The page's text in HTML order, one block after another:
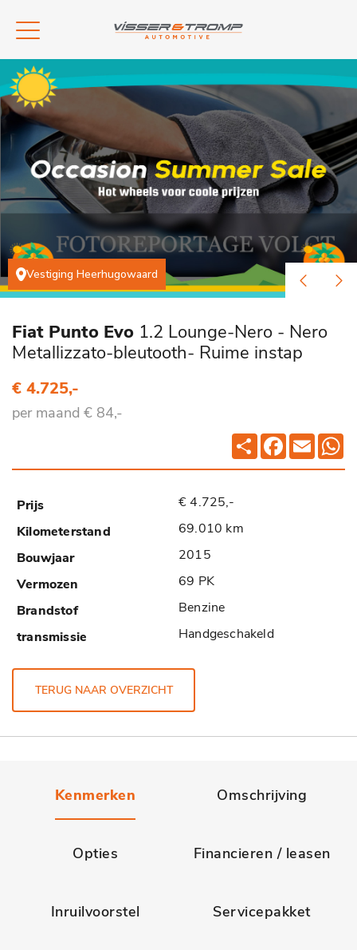
Vestiging Heerhugowaard
Fiat Punto Evo 1.2 Lounge-Nero - Nero
Metallizzato-bleutooth- Ruime instap
€ 4.725,-
per maand € 84,-
Deel Facebook
Email
€ 4.725,-
69.010 km
2015
69 PK
Benzine
Handgeschakeld
TERUG NAAR OVERZICHT
Kenmerken Omschrijving
Opties Financieren / leasen
Inruilvoorstel Servicepakket